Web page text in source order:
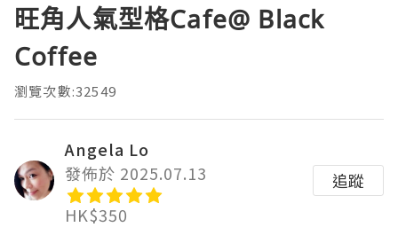
旺角人氣型格Cafe@ Black
Coffee
瀏覽次數:32549
Angela Lo
發佈於 2025.07.13
HK$350
追蹤